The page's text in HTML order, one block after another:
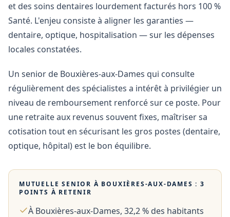
et des soins dentaires lourdement facturés hors 100 %
Santé. L'enjeu consiste à aligner les garanties —
dentaire, optique, hospitalisation — sur les dépenses
locales constatées.
Un senior de Bouxières-aux-Dames qui consulte
régulièrement des spécialistes a intérêt à privilégier un
niveau de remboursement renforcé sur ce poste. Pour
une retraite aux revenus souvent fixes, maîtriser sa
cotisation tout en sécurisant les gros postes (dentaire,
optique, hôpital) est le bon équilibre.
MUTUELLE SENIOR À BOUXIÈRES-AUX-DAMES : 3
POINTS À RETENIR
À Bouxières-aux-Dames, 32,2 % des habitants